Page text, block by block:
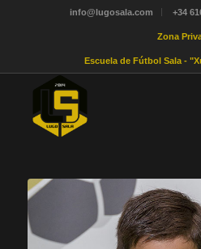
info@lugosala.com +34
Zona
Escuela de Fútbol Sala -